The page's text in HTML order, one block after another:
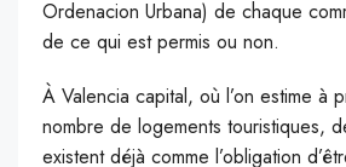
Ordenacion Urbana) de chaque
de ce qui est permis ou non.
À Valencia capital, où l’on estime à
nombre de logements touristiques,
existent déjà comme l’obligation